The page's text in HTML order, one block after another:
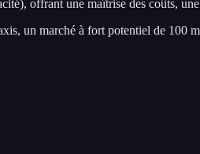
offrant une maîtrise des coûts,
un marché à fort potentiel de 100